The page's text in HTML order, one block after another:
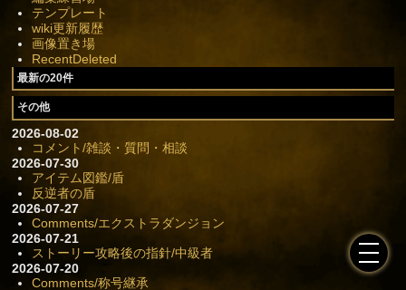
テンプレート
wiki更新履歴
画像置き場
RecentDeleted
最新の20件
その他
2026-08-02
コメント/雑談・質問・相談
2026-07-30
アイテム図鑑/盾
反逆者の盾
2026-07-27
Comments/エクストラダンジョン
2026-07-21
ストーリー攻略後の指針/中級者
2026-07-20
Comments/称号継承